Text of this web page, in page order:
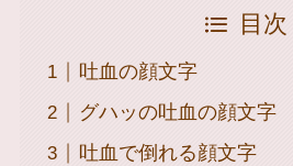
目次
吐血の顔文字
グハッの吐血の顔文字
吐血で倒れる顔文字